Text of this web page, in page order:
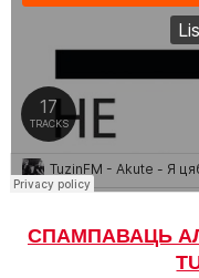
CПАМПАВАЦЬ